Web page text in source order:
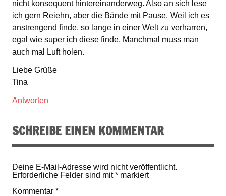
nicht konsequent hintereinanderweg. Also an sich lese
ich gern Reiehn, aber die Bände mit Pause. Weil ich es
anstrengend finde, so lange in einer Welt zu verharren,
egal wie super ich diese finde. Manchmal muss man
auch mal Luft holen.
Liebe Grüße
Tina
Antworten
SCHREIBE EINEN KOMMENTAR
Deine E-Mail-Adresse wird nicht veröffentlicht.
Erforderliche Felder sind mit* markiert
Kommentar *